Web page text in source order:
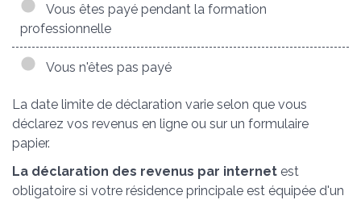
Vous êtes payé pendant la formation
professionnelle
Vous n'êtes pas payé
La date limite de déclaration varie selon que vous
déclarez vos revenus en ligne ou sur un formulaire
papier.
La déclaration des revenus par internet est
obligatoire si votre résidence principale est équipée d'un